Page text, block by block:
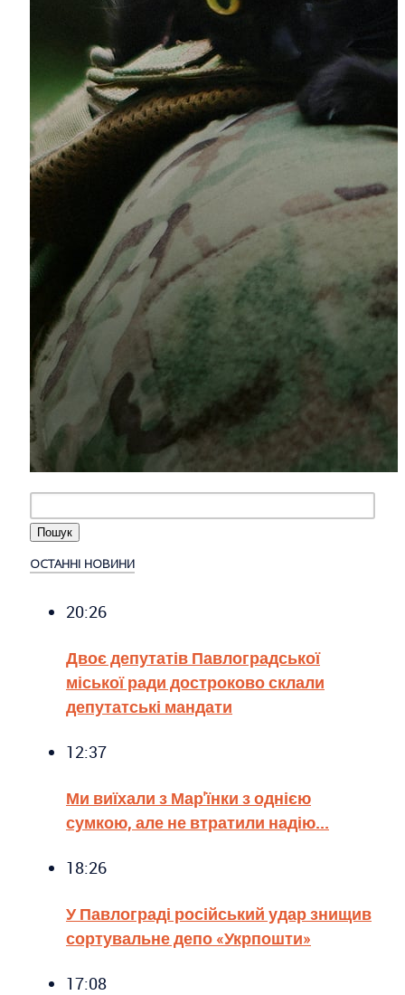
ОСТАННІ НОВИНИ
20:26
Двоє депутатів Павлоградської
міської ради достроково склали
депутатські мандати
12:37
Ми виїхали з Мар'їнки з однією
сумкою, але не втратили надію...
18:26
У Павлограді російський удар знищив
сортувальне депо «Укрпошти»
17:08